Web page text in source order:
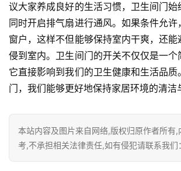
议大家养成良好的生活习惯，卫生间门始
同时开启排气扇进行通风。如果条件允
窗户，这样不但能够保持室内干爽，还
侵到室内。卫生间门的开关不仅仅是一个
它直接影响到我们的卫生健康和生活品质
门，我们能够更好地保持家居环境的清洁
本站内容及图片来自网络,版权归原作者所有,
考,不承担相关法律责任,如有侵犯请联系我